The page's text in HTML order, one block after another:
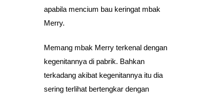
apabila mencium bau keringat mbak
Merry.
Memang mbak Merry terkenal dengan
kegenitannya di pabrik. Bahkan
terkadang akibat kegenitannya itu dia
sering terlihat bertengkar dengan